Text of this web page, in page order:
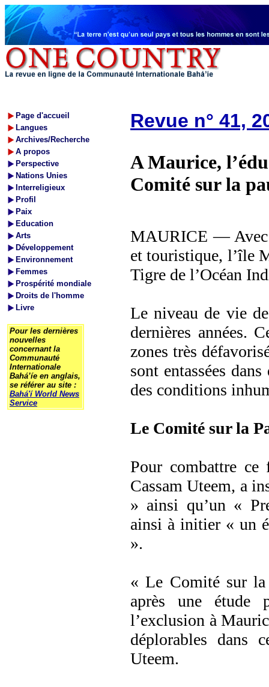
Page d'accueil
Langues
Archives/Recherche
A propos
Perspective
Nations Unies
Interreligieux
Profil
Paix
Education
Arts
Développement
Environnement
Femmes
Prospérité mondiale
Droits de l'homme
Livre
Pour les dernières
nouvelles
concernant la
Communauté
Internationale
Bahá’íe en anglais,
se référer au site :
Bahá'í World News
Service
Revue n° 41,
A Maurice,
Comité sur la
MAURICE — Avec
et touristique, l’île
Tigre de l’Océan
Le niveau de vie
dernières années.
zones très
sont entassées
des conditions
Le Comité sur la
Pour combattre
Cassam Uteem, a
» ainsi qu’un «
ainsi à initier « un
».
« Le Comité sur la
après une étude
l’exclusion à
déplorables dans
Uteem.